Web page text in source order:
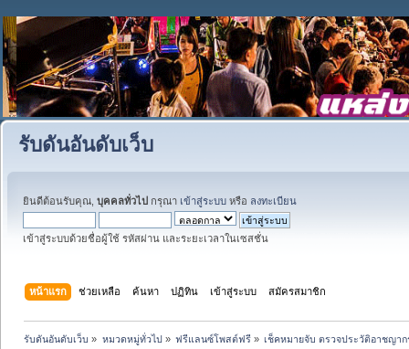
รับดันอันดับเว็บ
ยินดีต้อนรับคุณ, บุคคลทั่วไป กรุณา เข้าสู่ระบบ หรือ ลงทะเบียน
เข้าสู่ระบบด้วยชื่อผู้ใช้ รหัสผ่าน และระยะเวลาในเซสชั่น
หน้าแรก ช่วยเหลือ ค้นหา ปฏิทิน เข้าสู่ระบบ สมัครสมาชิก
รับดันอันดับเว็บ » หมวดหมู่ทั่วไป» ฟรีแลนซ์โพสต์ฟรี» เช็คหมายจับ ตรวจประวัติอาชญา